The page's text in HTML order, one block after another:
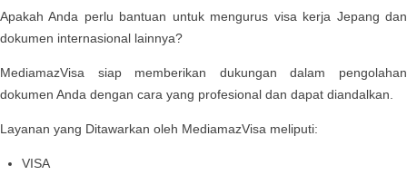
Apakah Anda perlu bantuan untuk mengurus visa kerja Jepang dan
dokumen internasional lainnya?
MediamazVisa siap memberikan dukungan dalam pengolahan
dokumen Anda dengan cara yang profesional dan dapat diandalkan.
Layanan yang Ditawarkan oleh MediamazVisa meliputi:
VISA